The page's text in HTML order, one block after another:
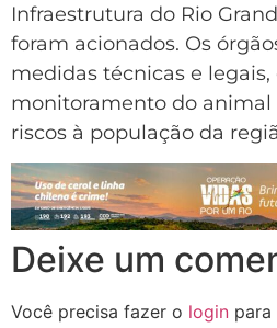
Infraestrutura do Rio
foram acionados. Os
medidas técnicas e legais,
monitoramento do animal
riscos à população da
Deixe um
Você precisa fazer o login